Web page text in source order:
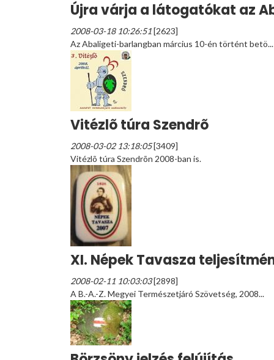
Újra várja a látogatókat az
2008-03-18 10:26:51[2623]
Az Abaligeti-barlangban március 10-én történt betö...
Vitézlõ túra Szendrõ
2008-03-02 13:18:05[3409]
Vitézlõ túra Szendrõn 2008-ban is.
XI. Népek Tavasza
2008-02-11 10:03:03[2898]
A B.-A.-Z. Megyei Természetjáró Szövetség, 2008...